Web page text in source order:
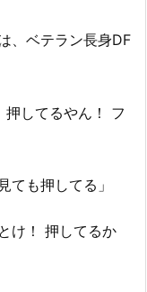
、ベテラン長身DF
してるやん！ フ
ても押してる」
け！ 押してるか